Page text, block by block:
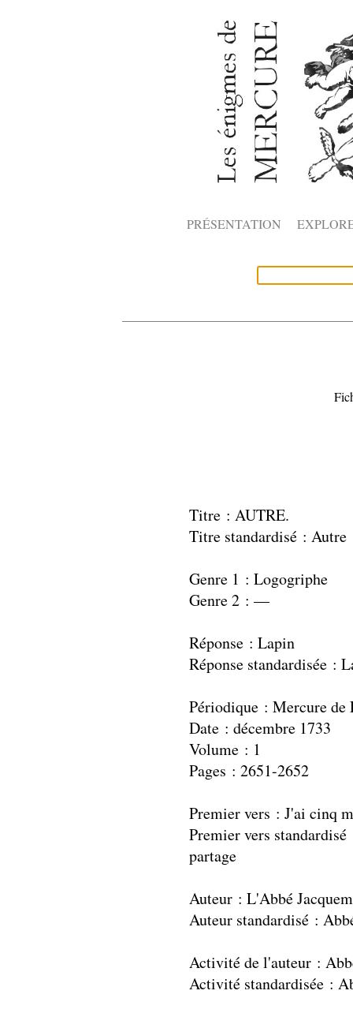
PRÉSENTATION
Titre : AUTRE.
Titre standardisé : Autre
Genre 1 : Logogriphe
Genre 2 : —
Réponse : Lapin
Réponse standardisée :
Périodique : Mercure de
Date : décembre 1733
Volume : 1
Pages : 2651-2652
Premier vers : J'ai cinq
Premier vers
partage
Auteur : L'Abbé
Auteur standardisé :
Activité de l'auteur :
Activité standardisée :